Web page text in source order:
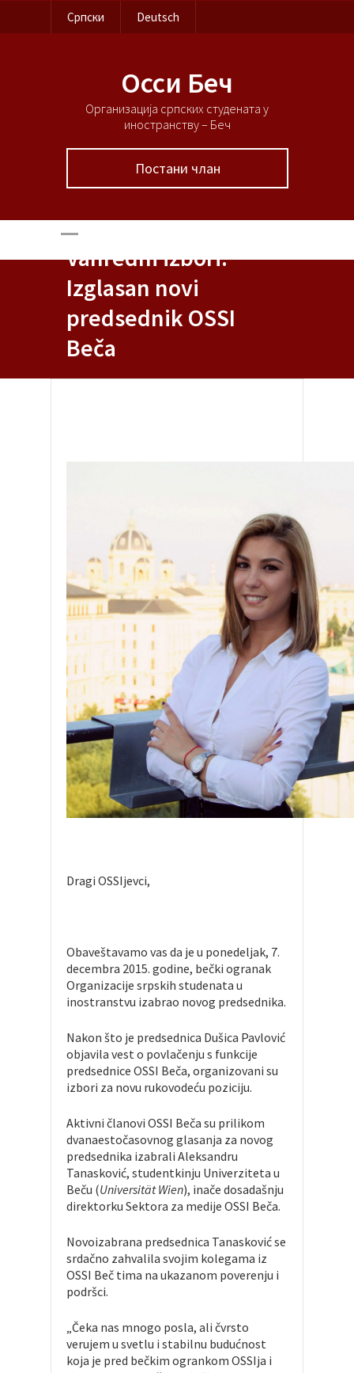
Српски Deutsch
Осси Беч
Организација српских студената у
иностранству – Беч
Постани члан
Vanredni izbori:
Izglasan novi
predsednik OSSI
Beča
Dragi OSSIjevci,
Obaveštavamo vas da je u ponedeljak, 7.
decembra 2015. godine, bečki ogranak
Organizacije srpskih studenata u
inostranstvu izabrao novog predsednika.
Nakon što je predsednica Dušica Pavlović
objavila vest o povlačenju s funkcije
predsednice OSSI Beča, organizovani su
izbori za novu rukovodeću poziciju.
Aktivni članovi OSSI Beča su prilikom
dvanaestočasovnog glasanja za novog
predsednika izabrali Aleksandru
Tanasković, studentkinju Univerziteta u
Beču (Universität Wien), inače dosadašnju
direktorku Sektora za medije OSSI Beča.
Novoizabrana predsednica Tanasković se
srdačno zahvalila svojim kolegama iz
OSSI Beč tima na ukazanom poverenju i
podršci.
„Čeka nas mnogo posla, ali čvrsto
verujem u svetlu i stabilnu budućnost
koja je pred bečkim ogrankom OSSIja i